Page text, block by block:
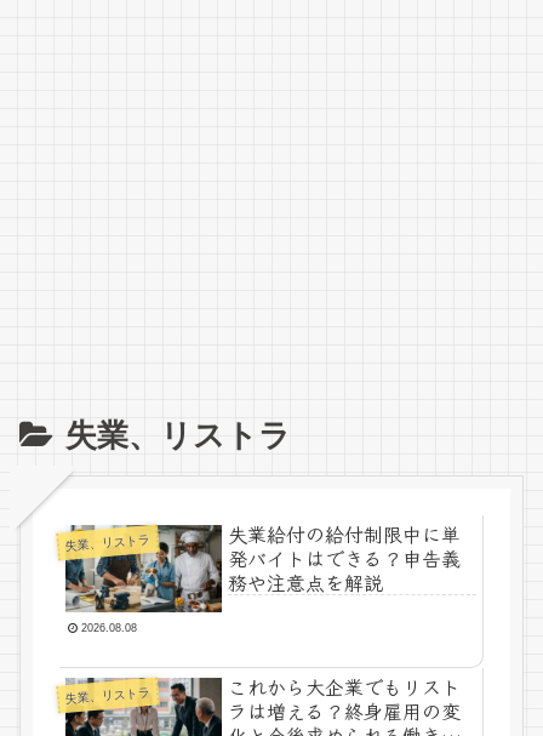
失業、リストラ
失業、リストラ
失業給付の給付制限中に単
発バイトはできる？申告義
務や注意点を解説
2026.08.08
失業、リストラ
これから大企業でもリスト
ラは増える？終身雇用の変